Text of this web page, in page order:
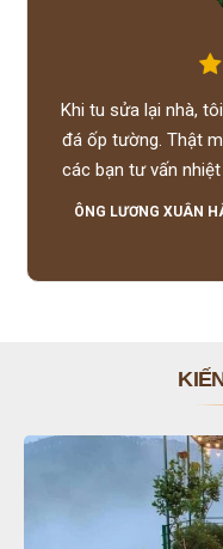
Khi tu sửa lại nhà,
đá ốp tường. Thật
các bạn tư vấn
lượng tốt,
ÔNG LƯƠNG XUÂN